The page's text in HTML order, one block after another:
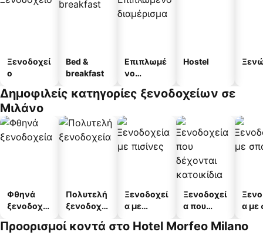
Ξενοδοχεί
ο
Bed &
breakfast
Επιπλωμέ
νο
α
Hostel
Δημοφιλείς κατηγορίες ξενοδοχείων σε
Μιλάνο
Φθηνά
ξενοδοχεί
Πολυτελή
ξενοδοχεί
Ξενοδοχεί
α με
Ξενοδοχεί
α που
κατοικίδι
α με
Προορισμοί κοντά στο Hotel Morfeo Milano